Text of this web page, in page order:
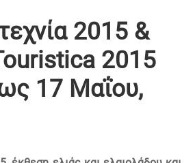
2015 &
2015
17 Μαΐου,